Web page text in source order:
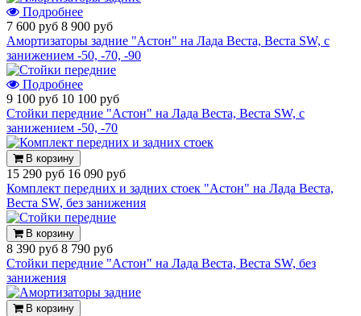
Подробнее
7 600 руб 8 900 руб
Амортизаторы задние "Астон" на Лада Веста, Веста SW, с
занижением -50, -70, -90
Подробнее
9 100 руб 10 100 руб
Стойки передние "Астон" на Лада Веста, Веста SW, с
занижением -50, -70
В корзину
15 290 руб 16 090 руб
Комплект передних и задних стоек "Астон" на Лада Веста,
Веста SW, без занижения
В корзину
8 390 руб 8 790 руб
Стойки передние "Астон" на Лада Веста, Веста SW, без
занижения
В корзину